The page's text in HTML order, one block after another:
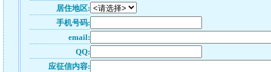
居住地区:
手机号码:
email:
QQ:
应征信内容: